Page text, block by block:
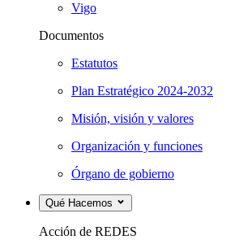
Vigo
Documentos
Estatutos
Plan Estratégico 2024-2032
Misión, visión y valores
Organización y funciones
Órgano de gobierno
Qué Hacemos
Acción de REDES